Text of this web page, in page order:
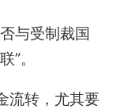
与受制裁国
”。
流转，尤其要